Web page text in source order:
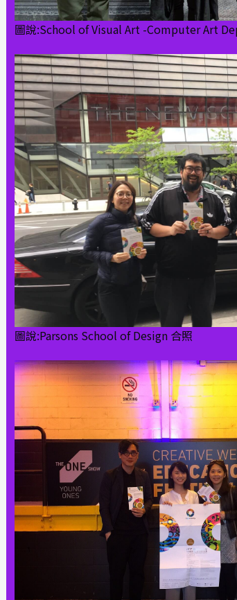
圖說:School of Visual Art -Computer Art
圖說:Parsons School of Design 合照